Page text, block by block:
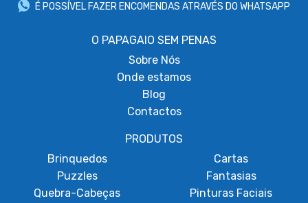
É POSSÍVEL FAZER ENCOMENDAS ATRAVÉS DO WHATSAPP
O PAPAGAIO SEM PENAS
Sobre Nós
Onde estamos
Blog
Contactos
PRODUTOS
Brinquedos
Puzzles
Quebra-Cabeças
Cartas
Fantasias
Pinturas Faciais